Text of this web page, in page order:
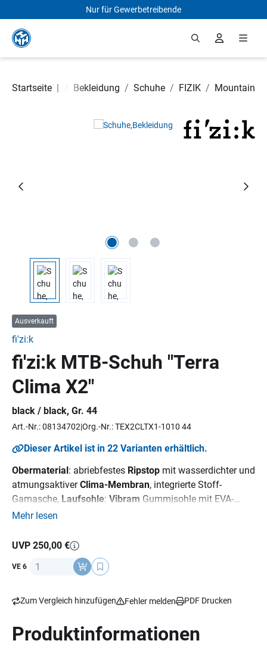
Zum Hauptinhalt springen
Nur für Gewerbetreibende
Startseite |
Fahrradteile Bekleidung / Schuhe / FIZIK / Mountain
Bildergalerie überspringen
Ausverkauft
fi'zi:k
fi'zi:k MTB-Schuh "Terra
Clima X2"
black / black, Gr. 44
Art.-Nr.: 08134702 Org.-Nr.: TEX2CLTX1-1010 44
Dieser Artikel ist in 22 Varianten erhältlich.
Obermaterial: abriebfestes Ripstop mit wasserdichter und
atmungsaktiverClima-Membran, integrierte Stoff-
Gamasche, Laufsohle: Vibram Gummisohle mit EVA-
Mittelsohle, Nylon-Einsatz zur Verstärkung der
Insole, Verschluss: 1 x Boa L6, 1 x Strap
Mehr lesen
UVP 250,00 €
VE 6 Anzahl
Zum Vergleich hinzufügen Fehler melden PDF Drucken
Produktinformationen